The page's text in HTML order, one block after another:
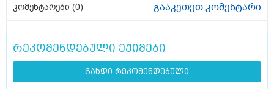
კომენტარები (0) გააკეთეთ კომენტარი
რეკომენდებული ექიმები
გახდი რეკომენდებული